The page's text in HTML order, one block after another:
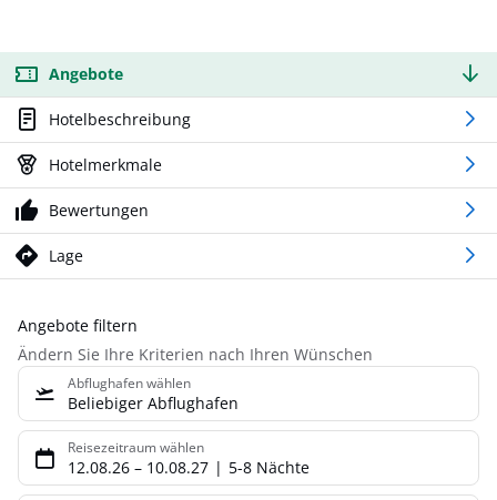
Angebote
Hotelbeschreibung
Hotelmerkmale
Bewertungen
Lage
Angebote filtern
Ändern Sie Ihre Kriterien nach Ihren Wünschen
Abflughafen wählen
Beliebiger Abflughafen
Reisezeitraum wählen
12.08.26 – 10.08.27 5-8 Nächte